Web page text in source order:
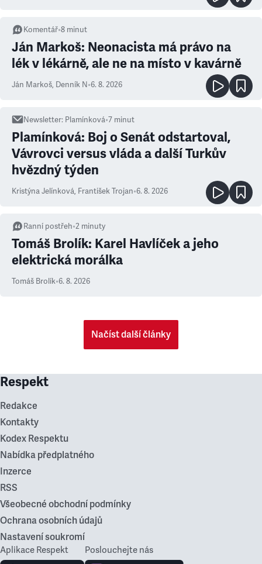
Komentář•8 minut
Ján Markoš: Neonacista má právo na
lék v lékárně, ale ne na místo v kavárně
Ján Markoš, Denník N•6. 8. 2026
Newsletter: Plamínková•7 minut
Plamínková: Boj o Senát odstartoval,
Vávrovci versus vláda a další Turkův
hvězdný týden
Kristýna Jelínková, František Trojan•6. 8. 2026
Ranní postřeh•2 minuty
Tomáš Brolík: Karel Havlíček a jeho
elektrická morálka
Tomáš Brolík•6. 8. 2026
Načíst další články
Respekt
Redakce
Kontakty
Kodex Respektu
Nabídka předplatného
Inzerce
RSS
Všeobecné obchodní podmínky
Ochrana osobních údajů
Nastavení soukromí
Aplikace Respekt Poslouchejte nás